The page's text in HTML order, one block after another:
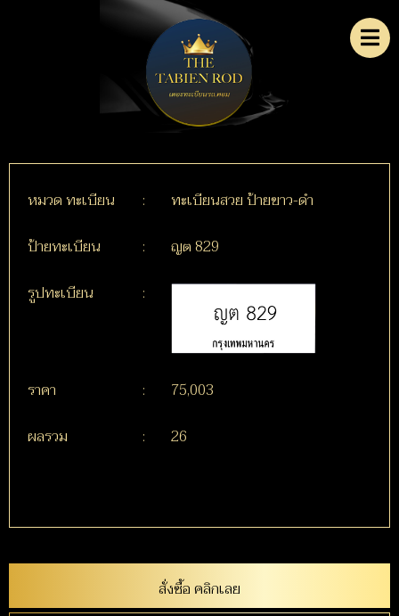
หมวด ทะเบียน :
ทะเบียนสวย ป้ายขาว-ดำ
ป้ายทะเบียน
:
ญต 829
รูปทะเบียน
:
ราคา :
75,003
ผลรวม
: 26
สั่งซื้อ คลิกเลย